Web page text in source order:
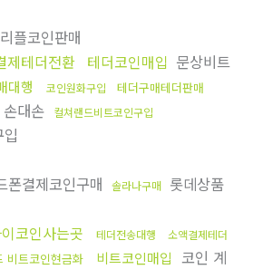
플코인판매
제테더전환 테더코인매입 문상비트
대행 코인원화구입 테더구매테더판매
대손
컬쳐랜드비트코인구입
폰결제코인구매 솔라나구매 롯데상품
코인사는곳 테더전송대행
소액결제테더
비트코인현금화 비트코인매입 코인 계